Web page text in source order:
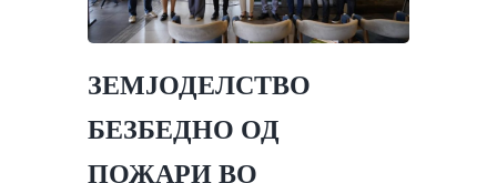
ЗЕМЈОДЕЛСТВО
БЕЗБЕДНО ОД
ПОЖАРИ ВО